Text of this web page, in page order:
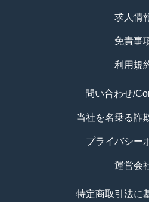
求人情
免責事
利用規
問い合わせ/
当社を名乗る詐
プライバシー
運営会
特定商取引法に